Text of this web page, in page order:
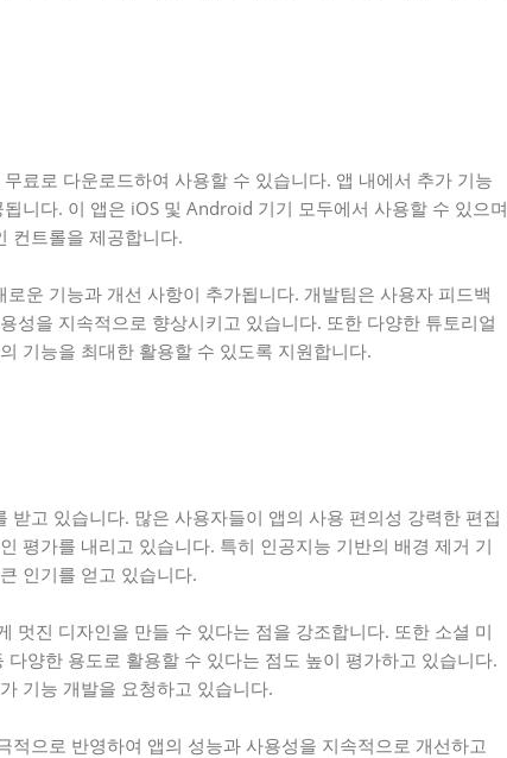
료로 다운로드하여 사용할 수 있습니다. 앱 내에서 추가 기능
니다. 이 앱은 iOS 및 Android 기기 모두에서 사용할 수 있으며
컨트롤을 제공합니다.
운 기능과 개선 사항이 추가됩니다. 개발팀은 사용자 피드백
성을 지속적으로 향상시키고 있습니다. 또한 다양한 튜토리얼
기능을 최대한 활용할 수 있도록 지원합니다.
받고 있습니다. 많은 사용자들이 앱의 사용 편의성 강력한 편집
평가를 내리고 있습니다. 특히 인공지능 기반의 배경 제거 기
인기를 얻고 있습니다.
멋진 디자인을 만들 수 있다는 점을 강조합니다. 또한 소셜 미
양한 용도로 활용할 수 있다는 점도 높이 평가하고 있습니다.
기능 개발을 요청하고 있습니다.
적으로 반영하여 앱의 성능과 사용성을 지속적으로 개선하고